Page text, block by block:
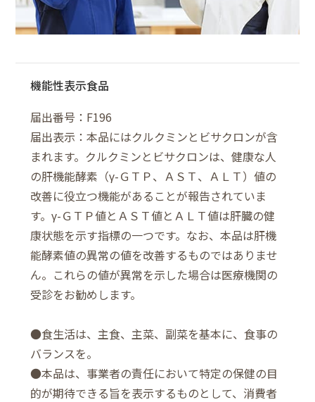
機能性表示食品
届出番号：F196
届出表示：本品にはクルクミンとビサクロンが含
まれます。クルクミンとビサクロンは、健康な人
の肝機能酵素（γ-ＧＴＰ、ＡＳＴ、ＡＬＴ）値の
改善に役立つ機能があることが報告されていま
す。γ-ＧＴＰ値とＡＳＴ値とＡＬＴ値は肝臓の健
康状態を示す指標の一つです。なお、本品は肝機
能酵素値の異常の値を改善するものではありませ
ん。これらの値が異常を示した場合は医療機関の
受診をお勧めします。
●食生活は、主食、主菜、副菜を基本に、食事の
バランスを。
●本品は、事業者の責任において特定の保健の目
的が期待できる旨を表示するものとして、消費者